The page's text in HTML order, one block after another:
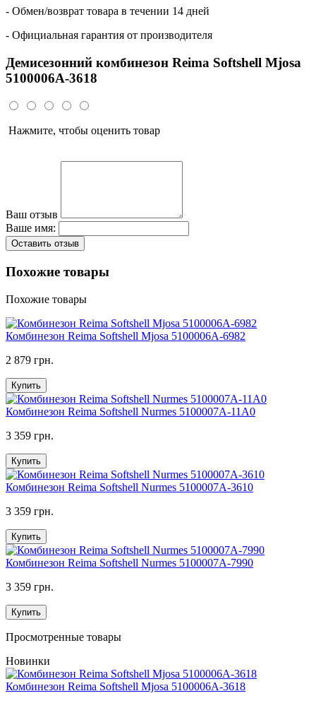
- Обмен/возврат товара в течении 14 дней
- Официальная гарантия от производителя
Демисезонний комбинезон Reima Softshell Mjosa
5100006A-3618
Нажмите, чтобы оценить товар
Ваш отзыв
Ваше имя:
Оставить отзыв
Похожие товары
Похожие товары
Комбинезон Reima Softshell Mjosa 5100006A-6982
2 879 грн.
Купить
Комбинезон Reima Softshell Nurmes 5100007A-11A0
3 359 грн.
Купить
Комбинезон Reima Softshell Nurmes 5100007A-3610
3 359 грн.
Купить
Комбинезон Reima Softshell Nurmes 5100007A-7990
3 359 грн.
Купить
Просмотренные товары
Новинки
Комбинезон Reima Softshell Mjosa 5100006A-3618